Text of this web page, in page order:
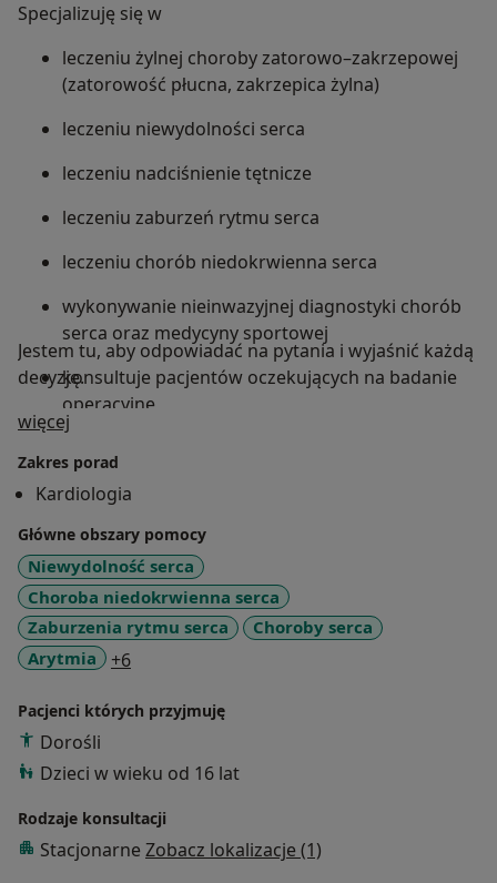
Specjalizuję się w
leczeniu żylnej choroby zatorowo–zakrzepowej
(zatorowość płucna, zakrzepica żylna)
leczeniu niewydolności serca
leczeniu nadciśnienie tętnicze
leczeniu zaburzeń rytmu serca
leczeniu chorób niedokrwienna serca
wykonywanie nieinwazyjnej diagnostyki chorób
serca oraz medycyny sportowej
konsultuje pacjentów oczekujących na badanie
operacyjne
Jestem tu, aby odpowiadać na pytania i wyjaśnić każdą
decyzję.
więcej
Zakres porad
Kardiologia
Główne obszary pomocy
Niewydolność serca
Choroba niedokrwienna serca
Zaburzenia rytmu serca
Choroby serca
Arytmia
+6a11y_sr_more_diseases
Pacjenci których przyjmuję
Dorośli
Dzieci w wieku od 16 lat
Rodzaje konsultacji
Stacjonarne Zobacz lokalizacje (1)